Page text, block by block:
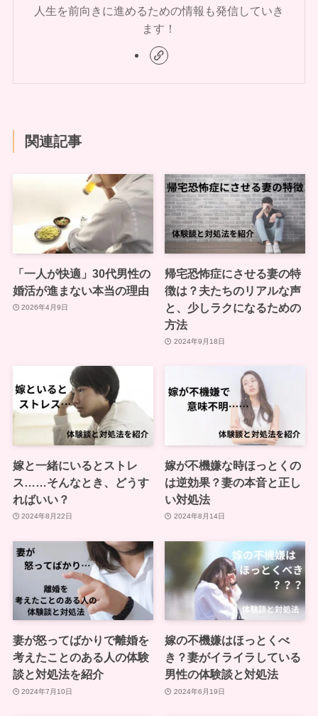
人生を前向きに進めるための情報も発信していき
ます！
関連記事
「一人が快適」30代男性の
婚活が進まない本当の理由
2026年4月9日
帰宅恐怖症にさせる妻の特
徴は？夫たちのリアルな声
と、少しラクになるための
方法
2024年9月18日
嫁と一緒にいるとストレ
ス……そんなとき、どうす
ればいい？
2024年8月22日
嫁が不機嫌な時ほっとくの
は逆効果？妻の本音と正し
い対処法
2024年8月14日
妻が怒ってばかりで離婚を
考えたことのある人の体験
談と対処法を紹介
2024年7月10日
嫁の不機嫌はほっとくべ
き？妻がイライラしている
男性の体験談と対処法
2024年6月19日